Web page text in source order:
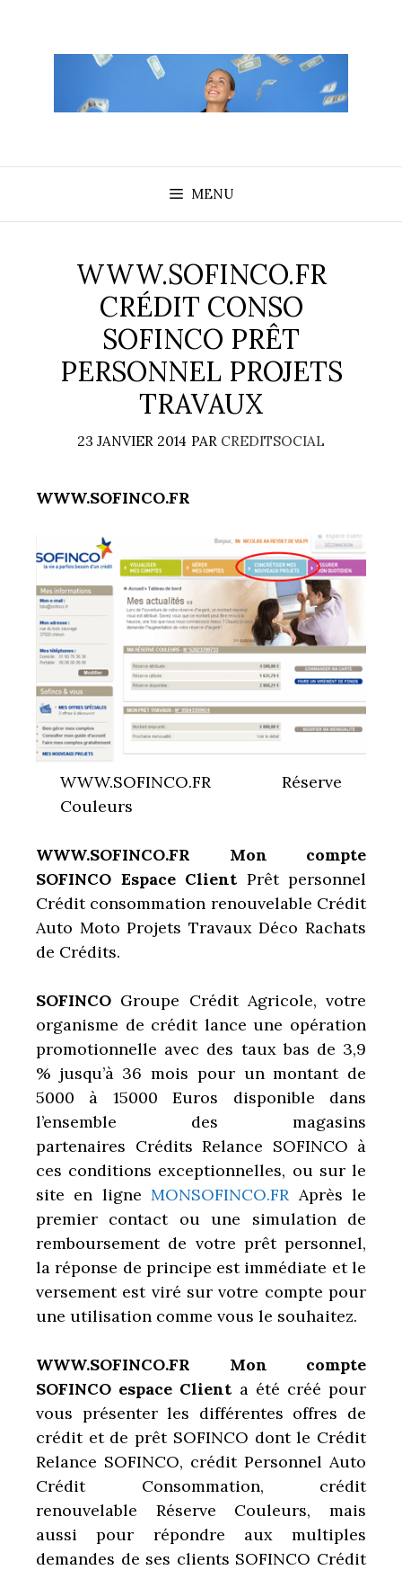
contenu
MENU
WWW.SOFINCO.FR
CRÉDIT CONSO
SOFINCO PRÊT
PERSONNEL PROJETS
TRAVAUX
23 JANVIER 2014 PAR CREDITSOCIAL
WWW.SOFINCO.FR
WWW.SOFINCO.FR Réserve
Couleurs
WWW.SOFINCO.FR Mon compte
SOFINCO Espace Client Prêt personnel
Crédit consommation renouvelable Crédit
Auto Moto Projets Travaux Déco Rachats
de Crédits.
SOFINCO Groupe Crédit Agricole, votre
organisme de crédit lance une opération
promotionnelle avec des taux bas de 3,9
% jusqu’à 36 mois pour un montant de
5000 à 15000 Euros disponible dans
l’ensemble des magasins
partenaires Crédits Relance SOFINCO à
ces conditions exceptionnelles, ou sur le
site en ligneMONSOFINCO.FR Après le
premier contact ou une simulation de
remboursement de votre prêt personnel,
la réponse de principe est immédiate et le
versement est viré sur votre compte pour
une utilisation comme vous le souhaitez.
WWW.SOFINCO.FR Mon compte
SOFINCO espace Client a été créé pour
vous présenter les différentes offres de
crédit et de prêt SOFINCO dont le Crédit
Relance SOFINCO, crédit Personnel Auto
Crédit Consommation, crédit
renouvelable Réserve Couleurs, mais
aussi pour répondre aux multiples
demandes de ses clients SOFINCO Crédit